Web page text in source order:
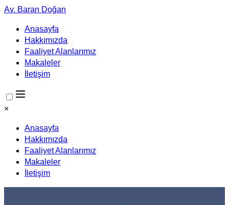
Av. Baran Doğan
Anasayfa
Hakkımızda
Faaliyet Alanlarımız
Makaleler
İletişim
×
Anasayfa
Hakkımızda
Faaliyet Alanlarımız
Makaleler
İletişim